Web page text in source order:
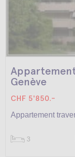
Genève
CHF 5'850.-
Appartement
3